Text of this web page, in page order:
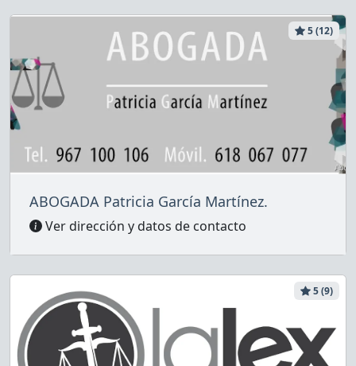
5 (12)
ABOGADA Patricia García Martínez.
Ver dirección y datos de contacto
5 (9)